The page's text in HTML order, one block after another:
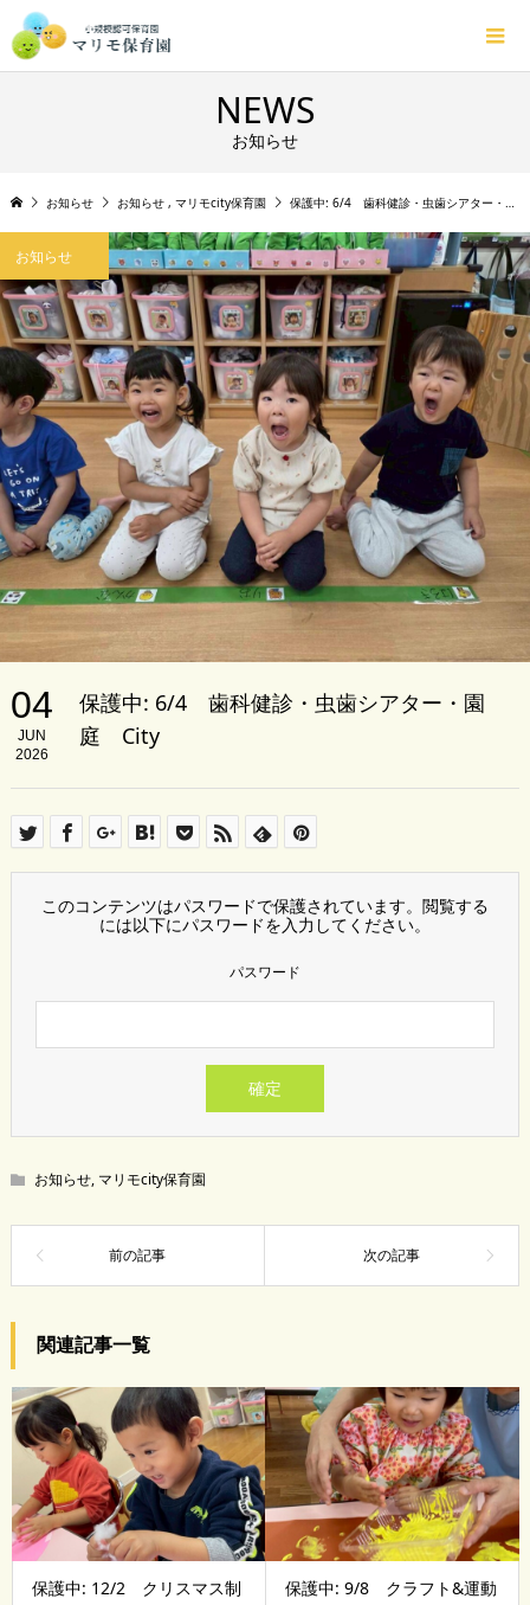
NEWS
お知らせ
お知らせ お知らせ , マリモcity保育園 保護中: 6/4 歯科健診・虫歯シアター・園庭 City
お知らせ
04
JUN
2026
保護中: 6/4 歯科健診・虫歯シアター・園
庭 City
このコンテンツはパスワードで保護されています。閲覧する
には以下にパスワードを入力してください。
パスワード
お知らせ, マリモcity保育園
関連記事一覧
保護中: 12/2 クリスマス制
保護中: 9/8 クラフト&運動